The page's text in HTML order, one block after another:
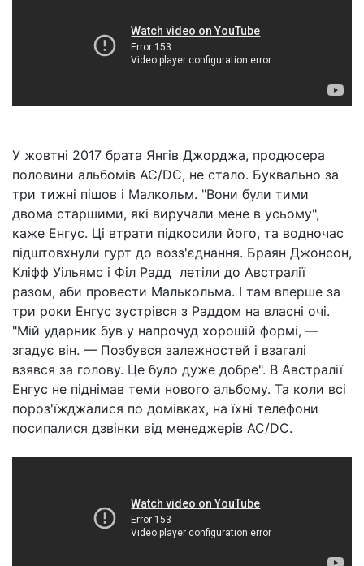
У жовтні 2017 брата Янгів Джорджа, продюсера
половини альбомів AC/DC, не стало. Буквально за
три тижні пішов і Малкольм. "Вони були тими
двома старшими, які виручали мене в усьому",
каже Енгус. Ці втрати підкосили його, та водночас
підштовхнули гурт до возз'єднання. Браян Джонсон,
Кліфф Уільямс і Філ Радд летіли до Австралії
разом, аби провести Малькольма. І там вперше за
три роки Енгус зустрівся з Раддом на власні очі.
"Мій ударник був у напрочуд хорошій формі, —
згадує він. — Позбувся залежностей і взагалі
взявся за голову. Це було дуже добре". В Австралії
Енгус не піднімав теми нового альбому. Та коли всі
пороз'їжджалися по домівках, на їхні телефони
посипалися дзвінки від менеджерів AC/DC.